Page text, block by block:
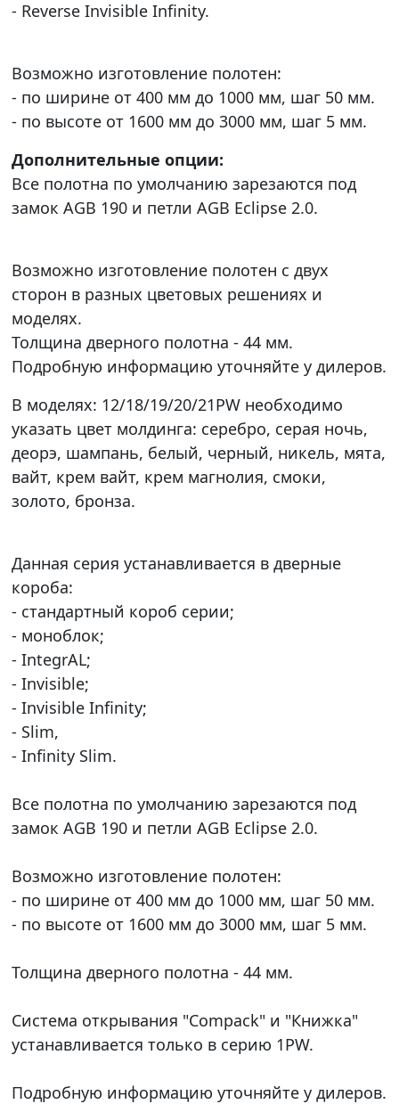
- Reverse Invisible Infinity.
Возможно изготовление полотен:
- по ширине от 400 мм до 1000 мм, шаг 50 мм.
- по высоте от 1600 мм до 3000 мм, шаг 5 мм.
Дополнительные опции:
Все полотна по умолчанию зарезаются под
замок AGB 190 и петли AGB Eclipse 2.0.
Возможно изготовление полотен с двух
сторон в разных цветовых решениях и
моделях.
Толщина дверного полотна - 44 мм.
Подробную информацию уточняйте у дилеров.
В моделях: 12/18/19/20/21PW необходимо
указать цвет молдинга: серебро, серая ночь,
деорэ, шампань, белый, черный, никель, мята,
вайт, крем вайт, крем магнолия, смоки,
золото, бронза.
Данная серия устанавливается в дверные
короба:
- стандартный короб серии;
- моноблок;
- IntegrAL;
- Invisible;
- Invisible Infinity;
- Slim,
- Infinity Slim.
Все полотна по умолчанию зарезаются под
замок AGB 190 и петли AGB Eclipse 2.0.
Возможно изготовление полотен:
- по ширине от 400 мм до 1000 мм, шаг 50 мм.
- по высоте от 1600 мм до 3000 мм, шаг 5 мм.
Толщина дверного полотна - 44 мм.
Система открывания "Compack" и "Книжка"
устанавливается только в серию 1PW.
Подробную информацию уточняйте у дилеров.